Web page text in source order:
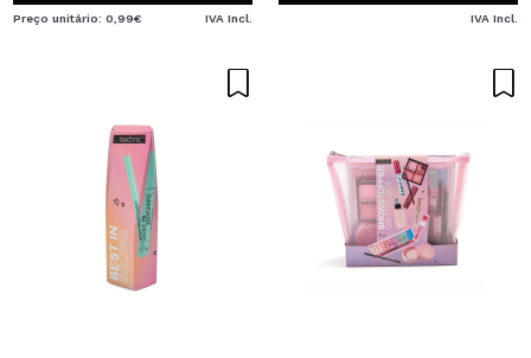
Preço unitário: 0,99€ IVA Incl. IVA Incl.